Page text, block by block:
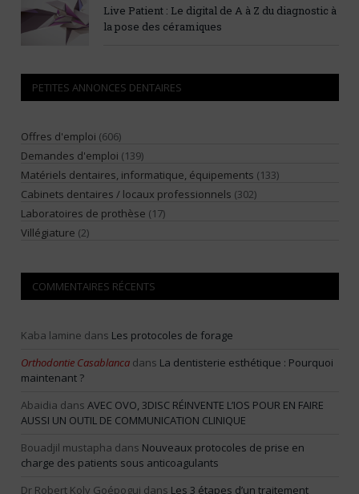
Live Patient : Le digital de A à Z du diagnostic à
la pose des céramiques
PETITES ANNONCES DENTAIRES
Offres d'emploi (606)
Demandes d'emploi (139)
Matériels dentaires, informatique, équipements (133)
Cabinets dentaires / locaux professionnels (302)
Laboratoires de prothèse (17)
Villégiature (2)
COMMENTAIRES RÉCENTS
Kaba lamine dans Les protocoles de forage
Orthodontie Casablanca dans La dentisterie esthétique : Pourquoi
maintenant ?
Abaidia dans AVEC OVO, 3DISC RÉINVENTE L’IOS POUR EN FAIRE
AUSSI UN OUTIL DE COMMUNICATION CLINIQUE
Bouadjil mustapha dans Nouveaux protocoles de prise en
charge des patients sous anticoagulants
Dr Robert Koly Goépogui dans Les 3 étapes d’un traitement